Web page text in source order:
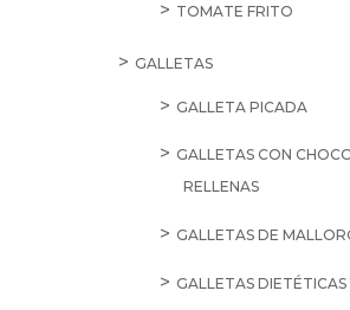
TOMATE FRITO
GALLETAS
GALLETA PICADA
GALLETAS CON
RELLENAS
GALLETAS DE
GALLETAS DIETÉTICAS